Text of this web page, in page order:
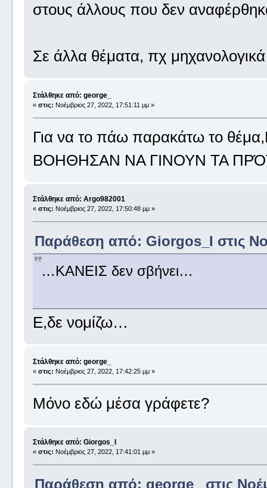
στους άλλους που δεν
Σε άλλα θέματα, πχ
Στάλθηκε από: george_
« στις: Νοέμβριος 27, 2022, 17:51:11 μμ »
Για να το πάω παρακάτω το
ΒΟΗΘΗΣΑΝ ΝΑ ΓΙΝΟΥΝ ΤΑ
Στάλθηκε από: Argo982001
« στις: Νοέμβριος 27, 2022, 17:50:48 μμ »
Παράθεση από: Giorgos_I στις
…ΚΑΝΕΙΣ δεν σβήνει…
Ε,δε νομίζω…
Στάλθηκε από: george_
« στις: Νοέμβριος 27, 2022, 17:42:25 μμ »
Μόνο εδώ μέσα γράφετε?
Στάλθηκε από: Giorgos_I
« στις: Νοέμβριος 27, 2022, 17:41:01 μμ »
Παράθεση από: george_ στις